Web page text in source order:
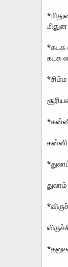
கடக
கன்னி